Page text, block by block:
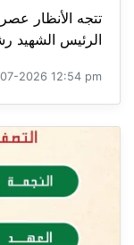
تتجه الأنظار
الرئيس الشهيد
2026 12:54 pm